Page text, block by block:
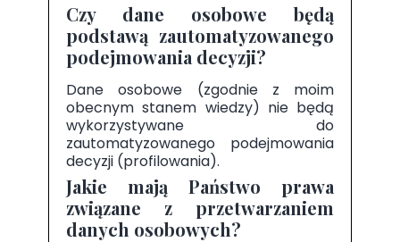
Czy dane osobowe będą
podstawą zautomatyzowanego
podejmowania decyzji?
Dane osobowe (zgodnie z moim
obecnym stanem wiedzy) nie będą
wykorzystywane do
zautomatyzowanego podejmowania
decyzji (profilowania).
Jakie mają Państwo prawa
związane z przetwarzaniem
danych osobowych?